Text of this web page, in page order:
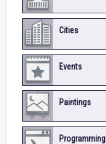
Cities
Events
Paintings
Programming